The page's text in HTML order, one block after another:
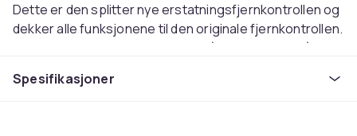
Dette er den splitter nye erstatningsfjernkontrollen og
dekker alle funksjonene til den originale fjernkontrollen.
Krever 2 batterier størrelse AAA (følger ikke med).
Farge svart
Spesifikasjoner